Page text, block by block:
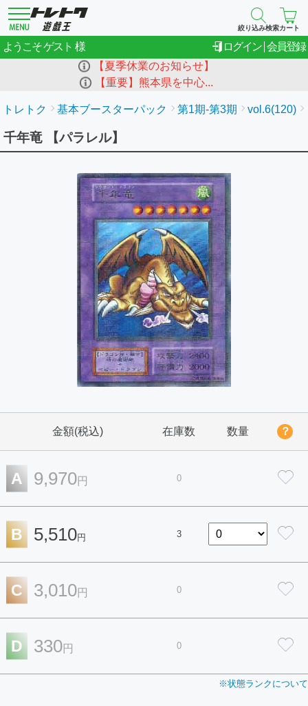
絞り込み検索カート
ようこそゲスト ログイン 会員登録
【夏季休業のお知らせ】
【重要】熊本県を中心...
トレトク 基本ブースターパック 第1期-第3期 vol.6(120)
千年竜 【パラレル】
金額(税込) 在庫数 数量 ？
A 9,970円 0
B 5,510円 3
C 3,010円 0
D 330円 0
※状態ランクについて